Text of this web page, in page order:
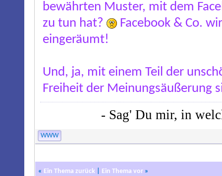
bewährten Muster, mit dem
zu tun hat?
Facebook & Co.
eingeräumt!
Und, ja, mit einem Teil der
Freiheit der Meinungsäußerung
- Sag' Du mir, in
WWW
« Ein Thema zurück Ein Thema vor »